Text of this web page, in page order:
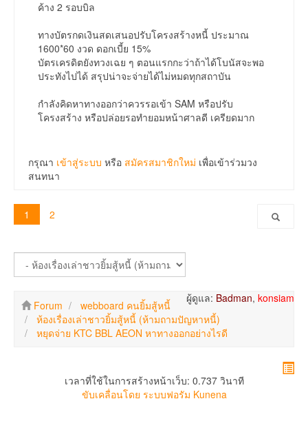
ค้าง 2 รอบบิล
ทางบัตรกดเงินสดเสนอปรับโครงสร้างหนี้ ประมาณ
1600*60 งวด ดอกเบี้ย 15%
บัตรเครดิตยังทวงเฉย ๆ ตอนแรกกะว่าถ้าได้โบนัสจะพอ
ประทังไปได้ สรุปน่าจะจ่ายได้ไม่หมดทุกสถาบัน
กำลังคิดหาทางออกว่าควรรอเข้า SAM หรือปรับ
โครงสร้าง หรือปล่อยรอทำยอมหน้าศาลดี เครียดมาก
กรุณา เข้าสู่ระบบ หรือ สมัครสมาชิกใหม่ เพื่อเข้าร่วมวง
สนทนา
1 2
ผู้ดูแล: Badman, konsiam
Forum
webboard คนยิ้มสู้หนี้
ห้องเรื่องเล่าชาวยิ้มสู้หนี้ (ห้ามถามปัญหาหนี้)
หยุดจ่าย KTC BBL AEON หาทางออกอย่างไรดี
เวลาที่ใช้ในการสร้างหน้าเว็บ: 0.737 วินาที
ขับเคลื่อนโดย ระบบฟอรัม Kunena